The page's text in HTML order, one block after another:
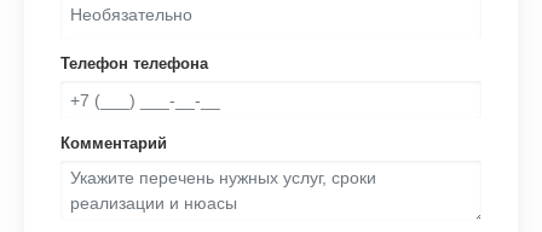
Телефон телефона
Комментарий